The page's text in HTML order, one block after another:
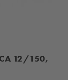
12/150,